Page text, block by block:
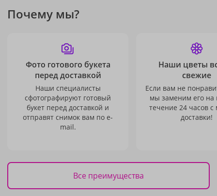
Почему мы?
Фото готового букета
перед доставкой
Наши специалисты
сфотографируют готовый
букет перед доставкой и
отправят снимок вам по e-
mail.
Наши цветы
свежие
Если вам не
мы заменим его на
течение 24 часов с
доставки!
Все преимущества